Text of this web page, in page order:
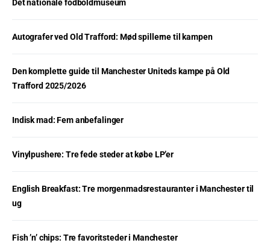
Det nationale fodboldmuseum
Autografer ved Old Trafford: Mød spillerne til kampen
Den komplette guide til Manchester Uniteds kampe på Old
Trafford 2025/2026
Indisk mad: Fem anbefalinger
Vinylpushere: Tre fede steder at købe LP’er
English Breakfast: Tre morgenmadsrestauranter i Manchester til
ug
Fish ’n’ chips: Tre favoritsteder i Manchester